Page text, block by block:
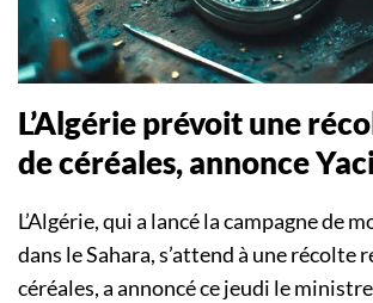
L’Algérie prévoit une
de céréales, annonce
L’Algérie, qui a lancé la campagne de
dans le Sahara, s’attend à une récolte
céréales, a annoncé ce jeudi le